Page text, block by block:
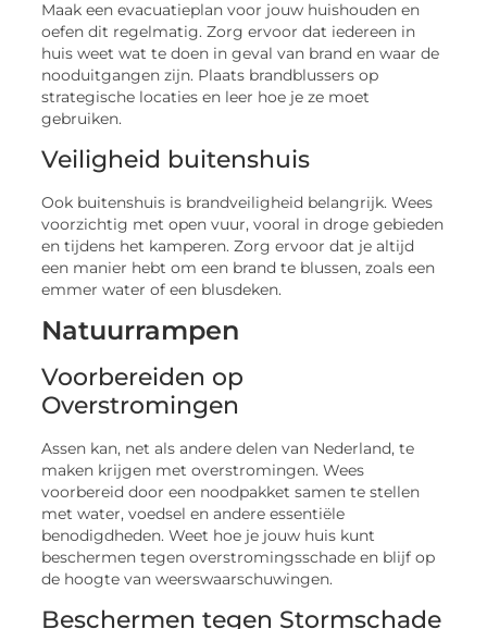
Maak een evacuatieplan voor jouw huishouden en
oefen dit regelmatig. Zorg ervoor dat iedereen in
huis weet wat te doen in geval van brand en waar de
nooduitgangen zijn. Plaats brandblussers op
strategische locaties en leer hoe je ze moet
gebruiken.
Veiligheid buitenshuis
Ook buitenshuis is brandveiligheid belangrijk. Wees
voorzichtig met open vuur, vooral in droge gebieden
en tijdens het kamperen. Zorg ervoor dat je altijd
een manier hebt om een brand te blussen, zoals een
emmer water of een blusdeken.
Natuurrampen
Voorbereiden op
Overstromingen
Assen kan, net als andere delen van Nederland, te
maken krijgen met overstromingen. Wees
voorbereid door een noodpakket samen te stellen
met water, voedsel en andere essentiële
benodigdheden. Weet hoe je jouw huis kunt
beschermen tegen overstromingsschade en blijf op
de hoogte van weerswaarschuwingen.
Beschermen tegen Stormschade